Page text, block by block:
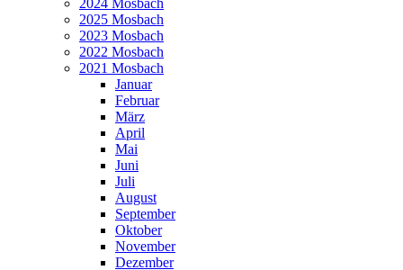
2024 Mosbach
2025 Mosbach
2023 Mosbach
2022 Mosbach
2021 Mosbach
Januar
Februar
März
April
Mai
Juni
Juli
August
September
Oktober
November
Dezember